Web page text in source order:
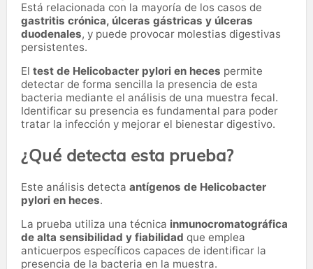
Está relacionada con la mayoría de los casos de
gastritis crónica, úlceras gástricas y úlceras
duodenales, y puede provocar molestias digestivas
persistentes.
El test de Helicobacter pylori en heces permite
detectar de forma sencilla la presencia de esta
bacteria mediante el análisis de una muestra fecal.
Identificar su presencia es fundamental para poder
tratar la infección y mejorar el bienestar digestivo.
¿Qué detecta esta prueba?
Este análisis detecta antígenos de Helicobacter
pylori en heces.
La prueba utiliza una técnica inmunocromatográfica
de alta sensibilidad y fiabilidad que emplea
anticuerpos específicos capaces de identificar la
presencia de la bacteria en la muestra.